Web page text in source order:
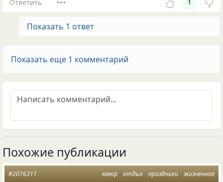
Ответить 1
Показать 1 ответ
Показать еще 1 комментарий
Похожие публикации
юмор отдых праздники жизненное
#2076311